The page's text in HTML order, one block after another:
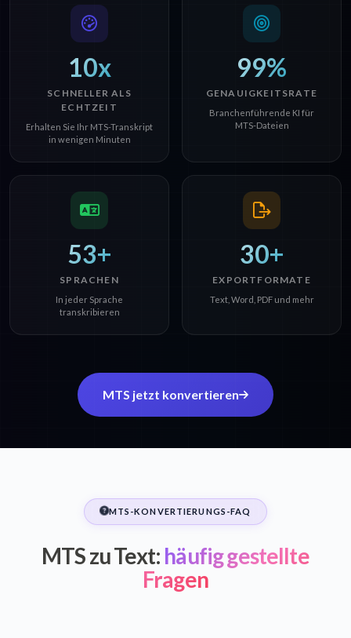
10x
SCHNELLER ALS
ECHTZEIT
Erhalten Sie Ihr MTS-Transkript
in wenigen Minuten
99%
GENAUIGKEITSRATE
Branchenführende KI für
MTS-Dateien
53+
SPRACHEN
In jeder Sprache
transkribieren
30+
EXPORTFORMATE
Text, Word, PDF und mehr
MTS jetzt konvertieren
MTS-KONVERTIERUNGS-FAQ
MTS zu Text: häufig gestellte
Fragen